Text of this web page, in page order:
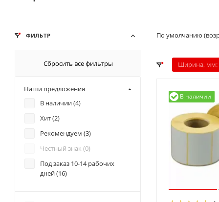
По умолчанию
Ширина, мм:
В наличии
ФИЛЬТР
Сбросить все фильтры
Наши предложения
В наличии (4)
Хит (2)
Рекомендуем (3)
Честный знак (0)
Под заказ 10-14 рабочих
дней (16)